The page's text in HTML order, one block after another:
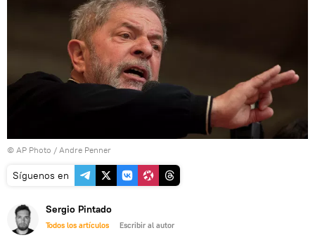
© AP Photo / Andre Penner
Síguenos en
Sergio Pintado
Todos los artículos Escribir al autor